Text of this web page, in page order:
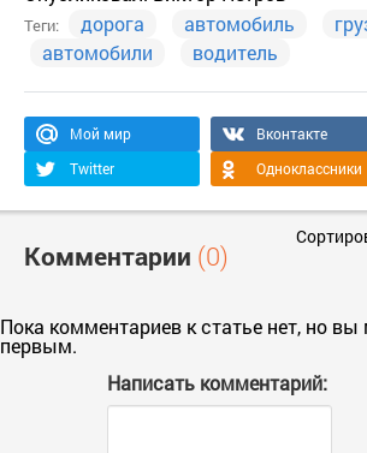
Теги: дорога автомобиль
автомобили
водитель
Мой мир
Вконтакте
Twitter
Одноклассники
Комментарии (0)
Пока комментариев к статье нет, но вы
первым.
Написать комментарий: